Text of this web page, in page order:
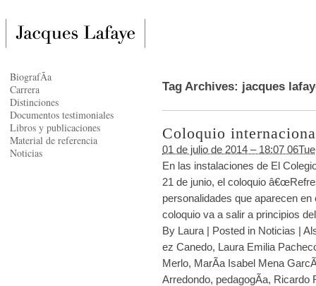
Tag Archives: jacques
Coloquio
01 de julio de 2014 – 18:07
En las instalaciones de El
21 de junio, el coloquio
personalidades que aparecen
coloquio va a salir a principios
By Laura | Posted in Noticias |
ez Canedo, Laura Emilia
Merlo, MarÃ­a Isabel Mena
Arredondo, pedagogÃ­a, Ricardo
BiografÃ­a
Carrera
Distinciones
Documentos testimoniales
Libros y publicaciones
Material de referencia
Noticias